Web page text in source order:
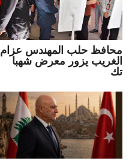
محافظ حلب المهندس عزام
الغريب يزور معرض شهبا
تك